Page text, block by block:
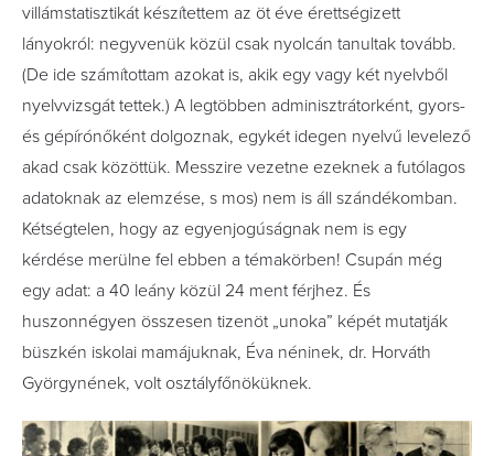
villámstatisztikát készítettem az öt éve érettségizett
lányokról: negyvenük közül csak nyolcán tanultak tovább.
(De ide számítottam azokat is, akik egy vagy két nyelvből
nyelvvizsgát tettek.) A legtöbben adminisztrátorként, gyors-
és gépírónőként dolgoznak, egykét idegen nyelvű levelező
akad csak közöttük. Messzire vezetne ezeknek a futólagos
adatoknak az elemzése, s mos) nem is áll szándékomban.
Kétségtelen, hogy az egyenjogúságnak nem is egy
kérdése merülne fel ebben a témakörben! Csupán még
egy adat: a 40 leány közül 24 ment férjhez. És
huszonnégyen összesen tizenöt „unoka” képét mutatják
büszkén iskolai mamájuknak, Éva néninek, dr. Horváth
Györgynének, volt osztályfőnöküknek.